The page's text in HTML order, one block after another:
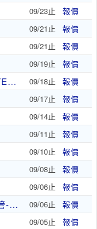
09/23止 報價
09/21止 報價
09/21止 報價
09/19止 報價
你好，我想要向你們詢價一個EMS的TEM的鍍碳銅.. 09/18止 報價
09/17止 報價
09/14止 報價
09/11止 報價
09/10止 報價
09/08止 報價
09/06止 報價
我要詢問醫療用KC TYPE無縫去酸銅管-軟銅管 09/06止 報價
09/05止 報價